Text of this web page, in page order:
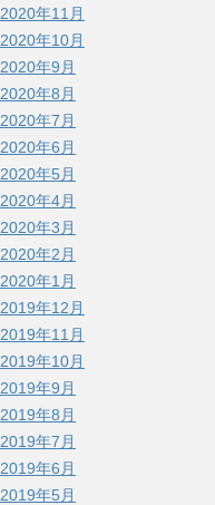
2020年11月
2020年10月
2020年9月
2020年8月
2020年7月
2020年6月
2020年5月
2020年4月
2020年3月
2020年2月
2020年1月
2019年12月
2019年11月
2019年10月
2019年9月
2019年8月
2019年7月
2019年6月
2019年5月